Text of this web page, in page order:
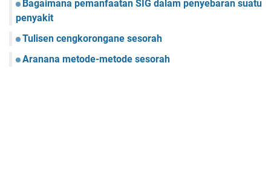
Bagaimana pemanfaatan SIG dalam penyebaran suatu
penyakit
Tulisen cengkorongane sesorah
Aranana metode-metode sesorah